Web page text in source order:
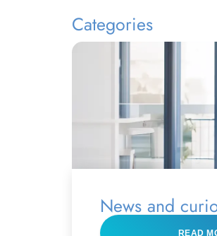
Categories
News and
READ